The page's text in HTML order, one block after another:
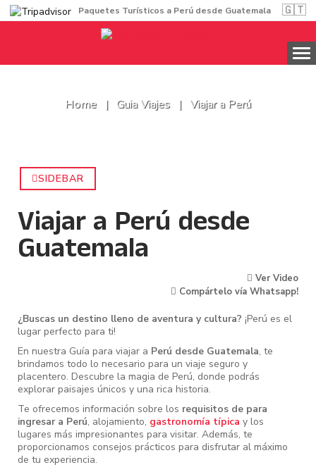
Paquetes Turísticos a Perú desde Guatemala 🇬🇹
Home Guia Viajes Viajar a Perú
SIDEBAR
Viajar a Perú desde
Guatemala
Ver Video
Compártelo vía Whatsapp!
¿Buscas un destino lleno de aventura y cultura? ¡Perú es el
lugar perfecto para ti!
En nuestra Guía para viajar a Perú desde Guatemala, te
brindamos todo lo necesario para un viaje seguro y
placentero. Descubre la magia de Perú, donde podrás
explorar paisajes únicos y una rica historia.
Te ofrecemos información sobre los requisitos de para
ingresar a Perú, alojamiento, gastronomía típica y los
lugares más impresionantes para visitar. Además, te
proporcionamos consejos prácticos para disfrutar al máximo
de tu experiencia.